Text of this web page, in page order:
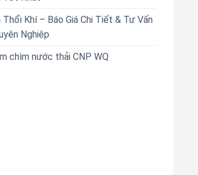
Thổi Khí – Báo Giá Chi Tiết & Tư Vấn
Nghiệp
chìm nước thải CNP WQ